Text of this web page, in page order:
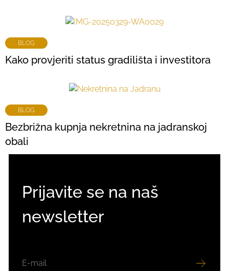
BLOG
Kako provjeriti status gradilišta i investitora
BLOG
Bezbrižna kupnja nekretnina na jadranskoj
obali
Prijavite se na naš
newsletter